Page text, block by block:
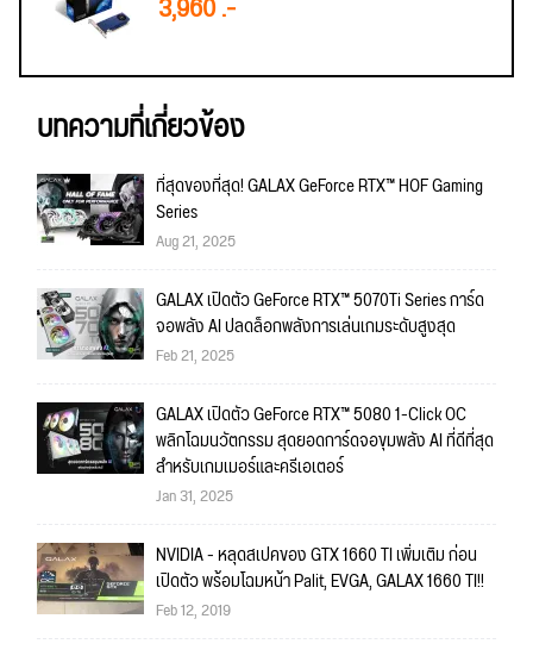
บทความที่เกี่ยวข้อง
ที่สุดของที่สุด! GALAX GeForce RTX™ HOF Gaming
Series
Aug 21, 2025
GALAX เปิดตัว GeForce RTX™ 5070Ti Series การ์ด
จอพลัง AI ปลดล็อกพลังการเล่นเกมระดับสูงสุด
Feb 21, 2025
GALAX เปิดตัว GeForce RTX™ 5080 1-Click OC
พลิกโฉมนวัตกรรม สุดยอดการ์ดจอขุมพลัง AI ที่ดีที่สุด
สำหรับเกมเมอร์และครีเอเตอร์
Jan 31, 2025
NVIDIA - หลุดสเปคของ GTX 1660 TI เพิ่มเติม ก่อน
เปิดตัว พร้อมโฉมหน้า Palit, EVGA, GALAX 1660 TI!!
Feb 12, 2019